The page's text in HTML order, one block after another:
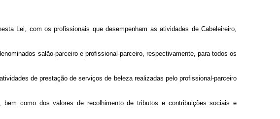
Lei, com os profissionais que desempenham as atividades de Cabeleireiro,
salão-parceiro e profissional-parceiro, respectivamente, para todos os
de prestação de serviços de beleza realizadas pelo profissional-parceiro
como dos valores de recolhimento de tributos e contribuições sociais e